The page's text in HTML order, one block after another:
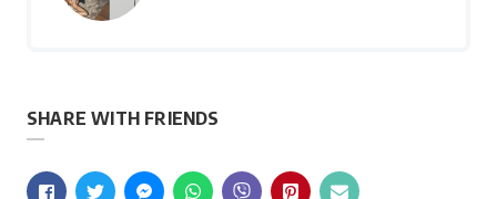
SHARE WITH FRIENDS